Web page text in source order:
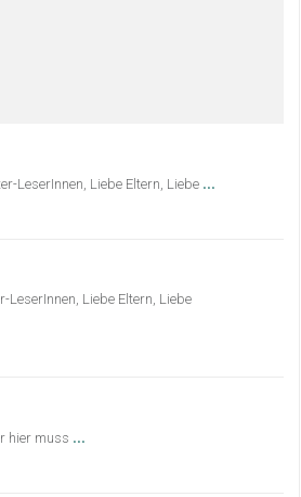
LeserInnen, Liebe Eltern, Liebe ...
LeserInnen, Liebe Eltern, Liebe
hier muss ...